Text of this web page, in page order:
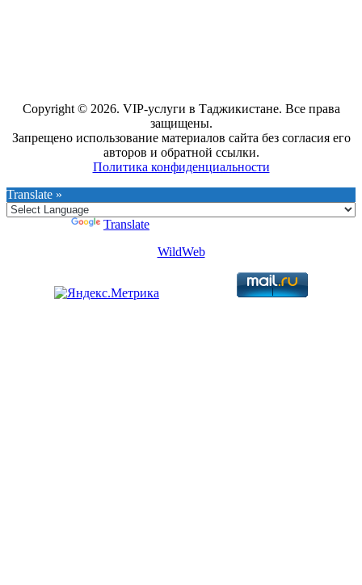
Copyright © 2026. VIP-услуги в Таджикистане. Все права
защищены.
Запрещено использование материалов сайта без согласия его
авторов и обратной ссылки.
Политика конфиденциальности
Translate »
Translate
WildWeb